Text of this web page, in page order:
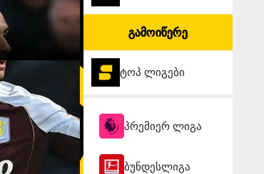
გამოიწერე
ტოპ ლიგები
პრემიერ ლიგა
ბუნდესლიგა